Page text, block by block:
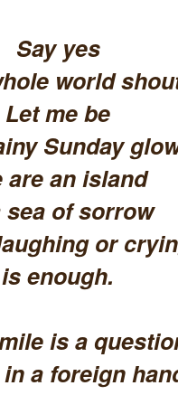
Say yes
world
Let me be
Sunday
are an island
sea of sorrow
or
is enough.
is a
a foreign